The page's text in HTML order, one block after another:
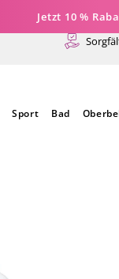
Jetzt 10 %
Sport Bad